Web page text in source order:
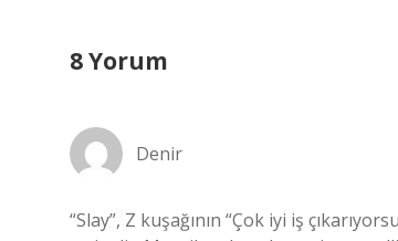
8 Yorum
Denir
“Slay”, Z kuşağının “Çok iyi iş